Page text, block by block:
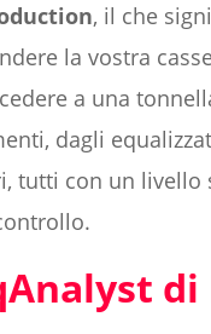
, il che
la vostra
a una
dagli
tutti con un livello
di